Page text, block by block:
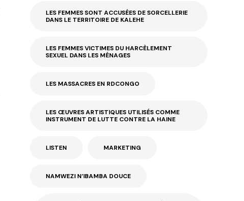
LES FEMMES SONT ACCUSÉES DE SORCELLERIE
DANS LE TERRITOIRE DE KALEHE
LES FEMMES VICTIMES DU HARCÈLEMENT
SEXUEL DANS LES MÉNAGES
LES MASSACRES EN RDCONGO
LES ŒUVRES ARTISTIQUES UTILISÉS COMME
INSTRUMENT DE LUTTE CONTRE LA HAINE
LISTEN MARKETING
NAMWEZI N’IBAMBA DOUCE